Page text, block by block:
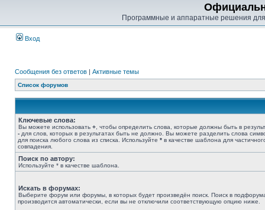
Программные и аппаратные решения
Вход
Сообщения без ответов | Активные темы
Список форумов
Ключевые слова:
Вы можете использовать + , чтобы определить слова, которые должны быть в
- для слов, которых в результатах быть не должно. Вы можете разделить слова
для поиска любого слова из списка. Используйте * в качестве шаблона для
совпадения.
Поиск по автору:
Используйте * в качестве шаблона.
Искать в форумах:
Выберите форум или форумы, в которых будет произведён поиск. Поиск в
производится автоматически, если вы не отключили соответствующую опцию ниже.